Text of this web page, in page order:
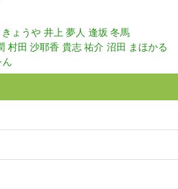
ょうや 井上 夢人 逢坂 冬馬
村田 沙耶香 貴志 祐介 沼田 まほかる
ん